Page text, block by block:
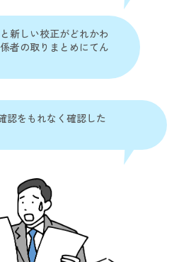
新しい校正がどれかわ
者の取りまとめにてん
認をもれなく確認した